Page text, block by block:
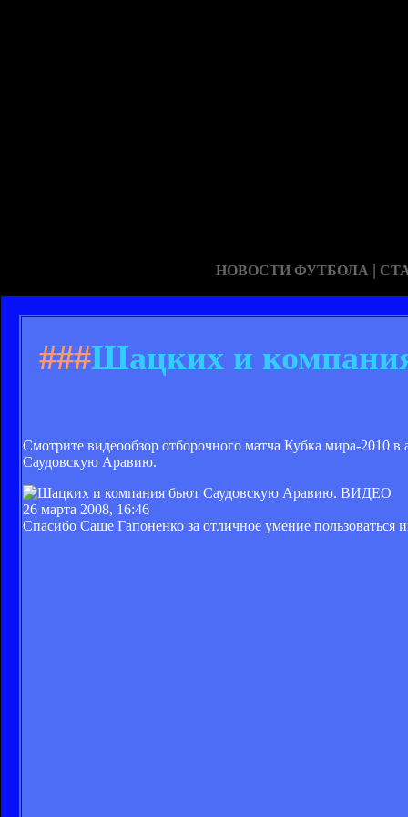
НОВОСТИ ФУТБОЛА |
###Шацких и
Смотрите видеообзор отборочного матча Кубка мира-2010 в
Саудовскую Аравию.
26 марта 2008, 16:46
Спасибо Саше Гапоненко за отличное умение пользоваться